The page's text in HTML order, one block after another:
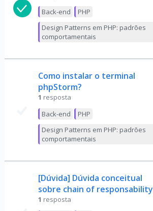
Back-end
PHP
Design Patterns em PHP: padrões
comportamentais
Como instalar o terminal
phpStorm?
1 resposta
Back-end
PHP
Design Patterns em PHP: padrões
comportamentais
[Dúvida] Dúvida conceitual
sobre chain of responsability
1 resposta